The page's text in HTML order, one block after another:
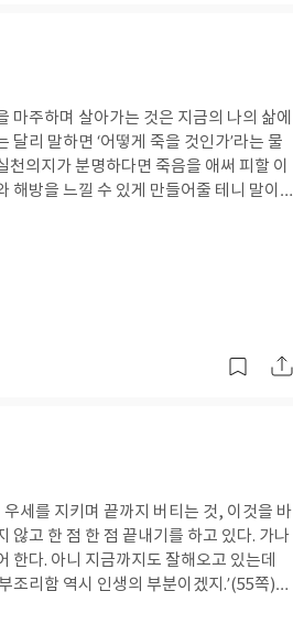
대화를 시작했던 것 같다. 사람들은
서 딱 두 집으로 살든, 변이나 중앙에서 커
계가에 따라 달라진다. 그러나 삶에서
의 시선에서 자유롭지 못하기에, 완생의
표로 끊임없이 좌충우돌하는 미생의 연
다만 자신의 과거를 돌아보며 후회하고 탓
되지 않을까? 그동안 [미생]을 읽으면서
마주하며 살아가는 것은 지금의 나의 삶에
달리 말하면 ‘어떻게 죽을 것인가’라는 물
의지가 분명하다면 죽음을 애써 피할 이
방을 느낄 수 있게 만들어줄 테니 말이
아가는 방식은 예나 지금이나 똑같다. 많
로이다. 마치 죽음은 자신과 상관없다는
리 곁에서 맴돈다. 다만 죽음에 무지한 우
저도 금기시한다. 그러나 모든 자연법칙에
해체를 향해 나아간다. 이 책의 저자는 그
의 삶을 통해 소멸과 해체에 대한 지혜와
음에 대한 탐구이자 연습’임을 보여준다.
사유하고 탐색하지 않고는 그것을 감당
이 없지만 마치 잘 알고 있는 것처럼 생각
하면 간디와 아인슈타인의 치열한 삶은
대비하는 삶을 산 것은 죽음에 대한 성
러므로 살아있는 건 요행이다.’라는 연암
수제자였던 사리뿟다의 죽음은 오늘을
품고 다시 돌아오는 것이 윤회라면, 욕
세를 지키며 끝까지 버티는 것, 이것을 바
않고 한 점 한 점 끝내기를 하고 있다. 가나
한다. 아니 지금까지도 잘해오고 있는데
조리함 역시 인생의 부분이겠지.’(55쪽)